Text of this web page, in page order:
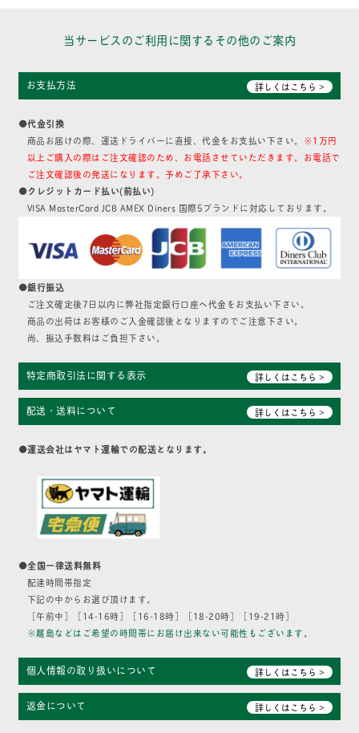
当サービスのご利用に関するその他のご案内
お支払方法 詳しくはこちら >
●代金引換
商品お届けの際、運送ドライバーに直接、代金をお支払い下さい。 ※1万円
以上ご購入の際はご注文確認のため、お電話させていただきます。お電話で
ご注文確認後の発送になります。予めご了承下さい。
●クレジットカード払い(前払い)
VISA MasterCard JCB AMEX Diners 国際5ブランドに対応しております。
●銀行振込
ご注文確定後7日以内に弊社指定銀行口座へ代金をお支払い下さい。
商品の出荷はお客様のご入金確認後となりますのでご注意下さい。
尚、振込手数料はご負担下さい。
特定商取引法に関する表示 詳しくはこちら >
配送・送料について 詳しくはこちら >
●運送会社はヤマト運輸での配送となります。
●全国一律送料無料
配達時間帯指定
下記の中からお選び頂けます。
［午前中］［14-16時］［16-18時］［18-20時］［19-21時］
※離島などはご希望の時間帯にお届け出来ない可能性もございます。
個人情報の取り扱いについて 詳しくはこちら >
返金について 詳しくはこちら >